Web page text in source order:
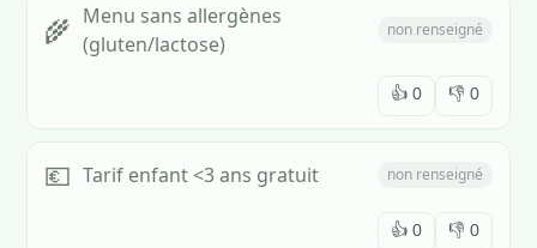
🌾 Menu sans allergènes
(gluten/lactose)
non renseigné
👍 0 👎 0
💶 Tarif enfant <3 ans gratuit non renseigné
👍 0 👎 0